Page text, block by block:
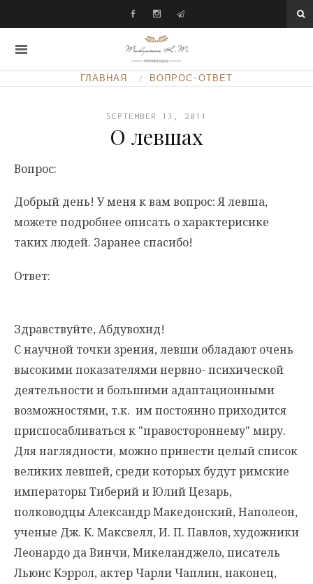
ГЛАВНАЯ ВОПРОС-ОТВЕТ
SEPTEMBER 13, 2011
О левшах
Вопрос:
Добрый день! У меня к вам вопрос: Я левша,
можете подробнее описать о характерисике
таких людей. Заранее спасибо!
Ответ:
Здравствуйте, Абдувохид!
С научной точки зрения, левши обладают очень
высокими показателями нервно- психической
деятельности и большими адаптационными
возможностями, т.к. им постоянно приходится
приспосабливаться к "правостороннему" миру.
Для наглядности, можно привести целый список
великих левшей, среди которых будут римские
императоры Тиберий и Юлий Цезарь,
полководцы Александр Македонский, Наполеон,
ученые Дж. К. Максвелл, И. П. Павлов, художники
Леонардо да Винчи, Микеланджело, писатель
Льюис Кэррол, актер Чарли Чаплин, наконец,